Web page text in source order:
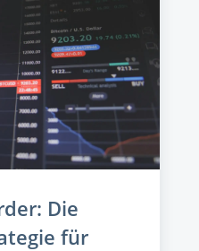
Die
für